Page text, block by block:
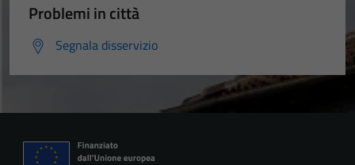
Problemi in città
Segnala disservizio